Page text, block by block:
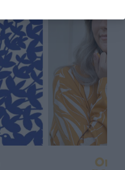
Oma